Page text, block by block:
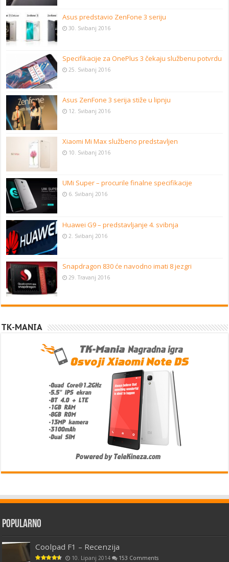
Asus predstavio ZenFone 3 seriju
30. Svibanj 2016
Specifikacije za OnePlus 3 čekaju službenu potvrdu
25. Svibanj 2016
Asus ZenFone 3 serija stiže u lipnju
12. Svibanj 2016
Xiaomi Mi Max službeno predstavljen
10. Svibanj 2016
UMi Super – procurile finalne specifikacije
6. Svibanj 2016
Huawei G9 – predstavljanje 4. svibnja
2. Svibanj 2016
Snapdragon 830 će navodno imati 8 jezgri
29. Travanj 2016
TK-MANIA
Popularno
Coolpad F1 – Recenzija
10. Lipanj 2014 153 Comments